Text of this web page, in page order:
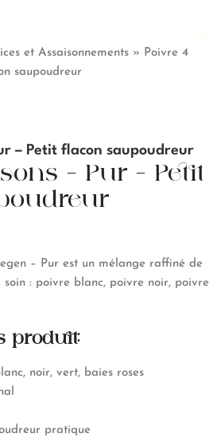
et Assaisonnements » Poivre 4
saupoudreur
– Petit flacon saupoudreur
– Pur – Petit
– Pur est un mélange raffiné de
soin : poivre blanc, poivre noir, poivre
produit:
noir, vert, baies roses
pratique